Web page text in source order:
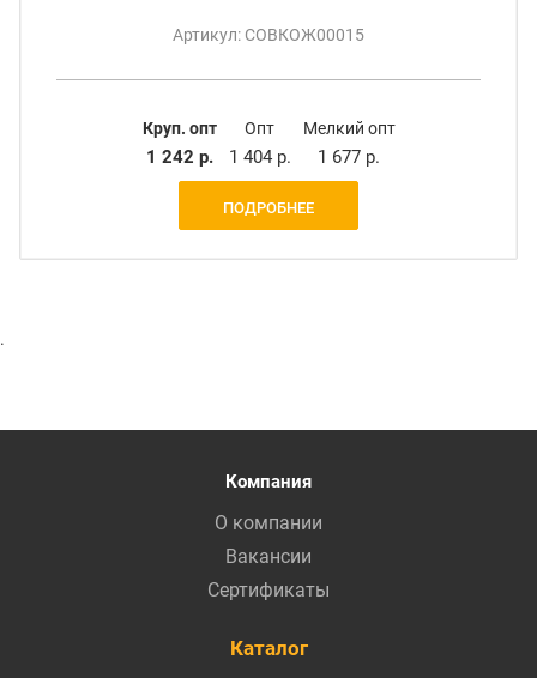
Артикул: СОВКОЖ00015
Круп. опт
1 242 р.
Опт
1 404 р.
Мелкий опт
1 677 р.
ПОДРОБНЕЕ
.
Компания
О компании
Вакансии
Сертификаты
Каталог